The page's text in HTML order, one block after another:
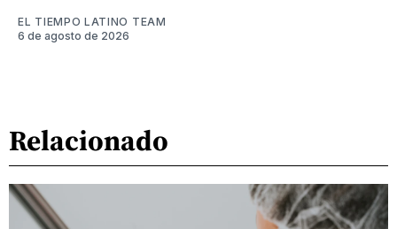
EL TIEMPO LATINO TEAM
6 de agosto de 2026
Relacionado